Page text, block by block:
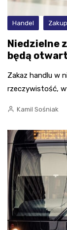
Handel
Niedzielne
będą
Zakaz handlu w
rzeczywistość,
Kamil Sośniak